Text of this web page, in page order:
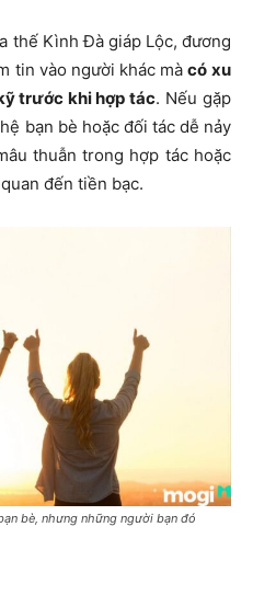
thế Kình Đà giáp Lộc, đương
tin vào người khác mà có xu
trước khi hợp tác. Nếu gặp
bạn bè hoặc đối tác dễ nảy
thuẫn trong hợp tác hoặc
đến tiền bạc.
bè, nhưng những người bạn đó